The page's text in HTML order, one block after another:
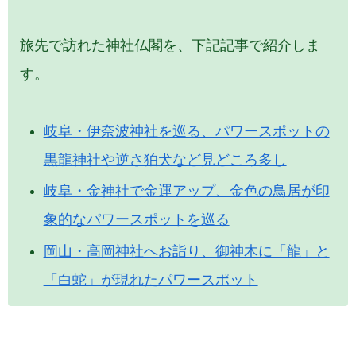
旅先で訪れた神社仏閣を、下記記事で紹介しま
す。
岐阜・伊奈波神社を巡る、パワースポットの
黒龍神社や逆さ狛犬など見どころ多し
岐阜・金神社で金運アップ、金色の鳥居が印
象的なパワースポットを巡る
岡山・高岡神社へお詣り、御神木に「龍」と
「白蛇」が現れたパワースポット